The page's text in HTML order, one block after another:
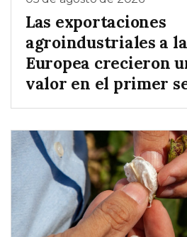
Las exportaciones
agroindustriales a
Europea crecieron
valor en el primer